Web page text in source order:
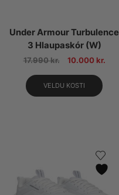
Under Armour Turbulence
3 Hlaupaskór (W)
17.990kr. 10.000 kr.
VELDU KOSTI